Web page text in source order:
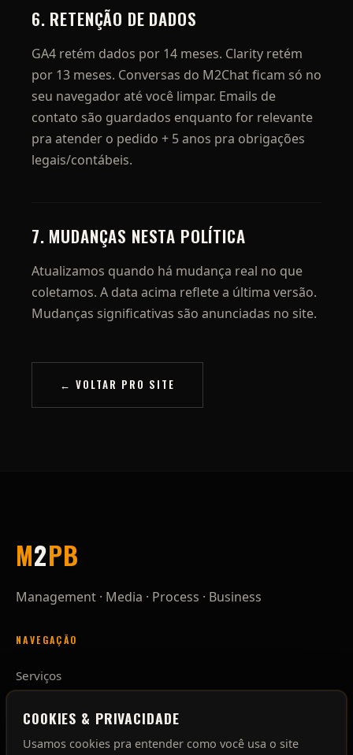
COOKIES & PRIVACIDADE
Usamos cookies pra entender como você usa o site
6. RETENÇÃO DE DADOS
GA4 retém dados por 14 meses. Clarity retém
por 13 meses. Conversas do M2Chat ficam só no
seu navegador até você limpar. Emails de
contato são guardados enquanto for relevante
pra atender o pedido + 5 anos pra obrigações
legais/contábeis.
7. MUDANÇAS NESTA POLÍTICA
Atualizamos quando há mudança real no que
coletamos. A data acima reflete a última versão.
Mudanças significativas são anunciadas no site.
← VOLTAR PRO SITE
M2PB
Management · Media · Process · Business
NAVEGAÇÃO
Serviços
Processo
Sobre